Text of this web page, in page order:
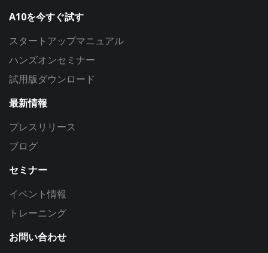
A10を今すぐ試す
スタートアップマニュアル
ハンズオンセミナー
試用版ダウンロード
最新情報
プレスリリース
ブログ
セミナー
イベント情報
トレーニング
お問い合わせ